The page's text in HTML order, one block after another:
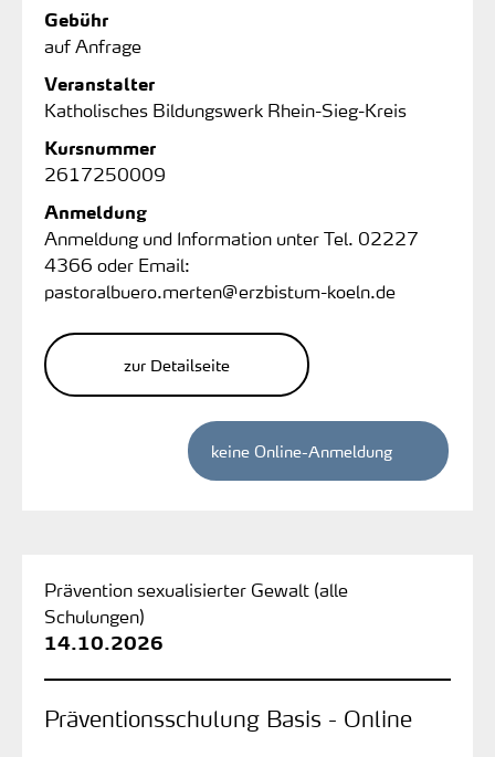
Gebühr
auf Anfrage
Veranstalter
Katholisches Bildungswerk Rhein-Sieg-Kreis
Kursnummer
2617250009
Anmeldung
Anmeldung und Information unter Tel. 02227
4366 oder Email:
pastoralbuero.merten@erzbistum-koeln.de
zur Detailseite
keine Online-Anmeldung
Prävention sexualisierter Gewalt (alle
Schulungen)
14.10.2026
Präventionsschulung Basis - Online